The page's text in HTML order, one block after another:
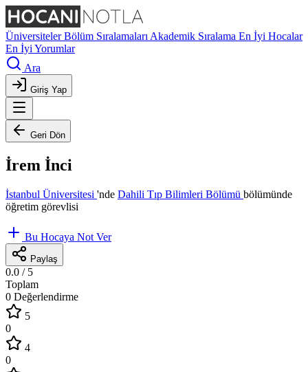
ÜniversitelerBölüm Sıralamaları Akademik Sıralama En İyi Hocalar
En İyi Yorumlar
Ara
Giriş Yap
Geri Dön
İrem İnci
İstanbul Üniversitesi 'nde Dahili Tıp Bilimleri Bölümü bölümünde
öğretim görevlisi
Bu Hocaya Not Ver
Paylaş
0.0 / 5
Toplam
0 Değerlendirme
5
0
4
0